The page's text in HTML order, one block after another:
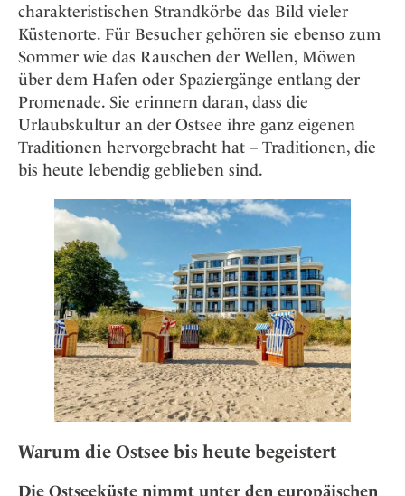
charakteristischen Strandkörbe das Bild vieler
Küstenorte. Für Besucher gehören sie ebenso zum
Sommer wie das Rauschen der Wellen, Möwen
über dem Hafen oder Spaziergänge entlang der
Promenade. Sie erinnern daran, dass die
Urlaubskultur an der Ostsee ihre ganz eigenen
Traditionen hervorgebracht hat – Traditionen, die
bis heute lebendig geblieben sind.
Warum die Ostsee bis heute begeistert
Die Ostseeküste nimmt unter den europäischen